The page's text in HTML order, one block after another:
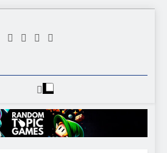
Random
Games
Videojuego Favorito